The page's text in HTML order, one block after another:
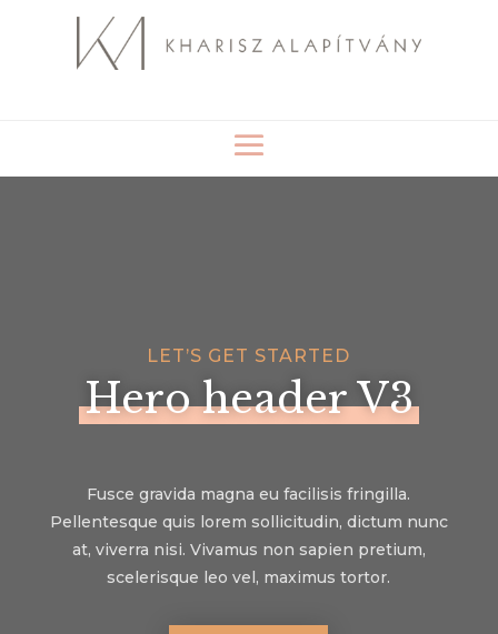
LET’S GET STARTED
Hero header V3
Fusce gravida magna eu facilisis fringilla.
Pellentesque quis lorem sollicitudin, dictum nunc
at, viverra nisi. Vivamus non sapien pretium,
scelerisque leo vel, maximus tortor.